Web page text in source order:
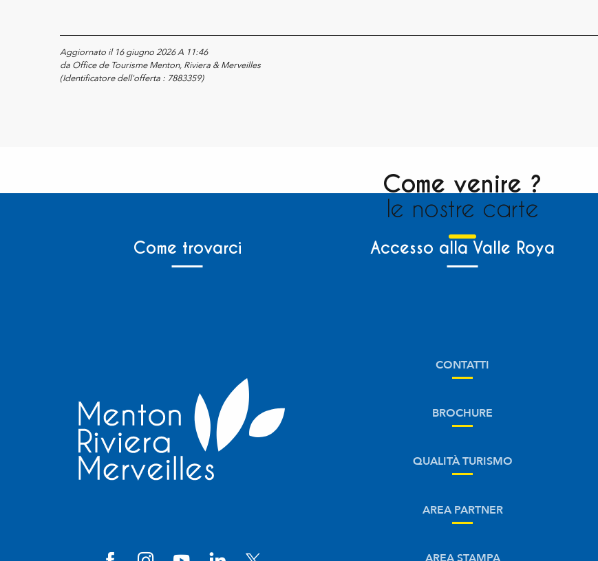
Aggiornato il 16 giugno 2026 A 11:46
da Office de Tourisme Menton, Riviera & Merveilles
(Identificatore dell'offerta : 7883359)
Come venire ?
le nostre carte
Come trovarci Accesso alla Valle Roya
CONTATTI
BROCHURE
QUALITÀ TURISMO
AREA PARTNER